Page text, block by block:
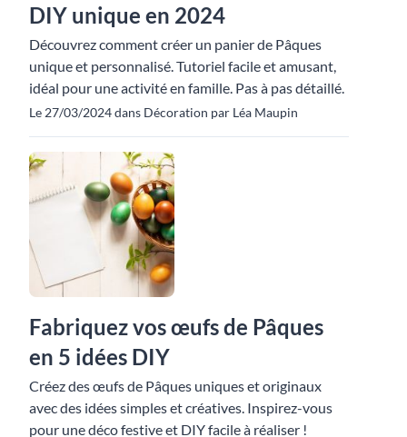
DIY unique en 2024
Découvrez comment créer un panier de Pâques
unique et personnalisé. Tutoriel facile et amusant,
idéal pour une activité en famille. Pas à pas détaillé.
Le 27/03/2024 dans Décoration par Léa Maupin
Fabriquez vos œufs de Pâques
en 5 idées DIY
Créez des œufs de Pâques uniques et originaux
avec des idées simples et créatives. Inspirez-vous
pour une déco festive et DIY facile à réaliser !